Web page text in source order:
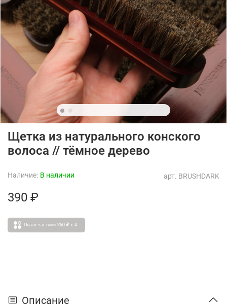
арт. BRUSHDARK
Наличие: В наличии
Щетка из натурального конского
волоса // тёмное дерево
390 ₽
Плати частями 250 ₽ x 4
Описание